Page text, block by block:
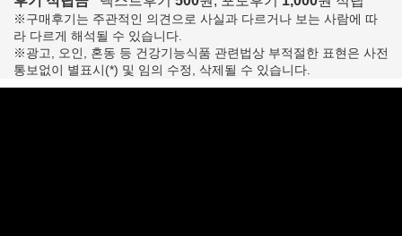
※구매후기는 주관적인 의견으로 사실과 다르거나 보는 사람에 따
라 다르게 해석될 수 있습니다.
※광고, 오인, 혼동 등 건강기능식품 관련법상 부적절한 표현은 사전
통보없이 별표시(*) 및 임의 수정, 삭제될 수 있습니다.